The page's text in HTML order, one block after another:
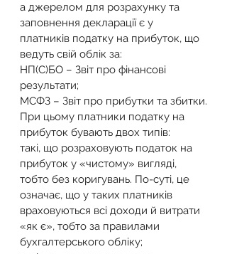
а джерелом для розрахунку та
заповнення декларації є у
платників податку на прибуток, що
ведуть свій облік за:
НП(С)БО – Звіт про фінансові
результати;
МСФЗ – Звіт про прибутки та збитки.
При цьому платники податку на
прибуток бувають двох типів:
такі, що розраховують податок на
прибуток у «чистому» вигляді,
тобто без коригувань. По-суті, це
означає, що у таких платників
враховуються всі доходи й витрати
«як є», тобто за правилами
бухгалтерського обліку;